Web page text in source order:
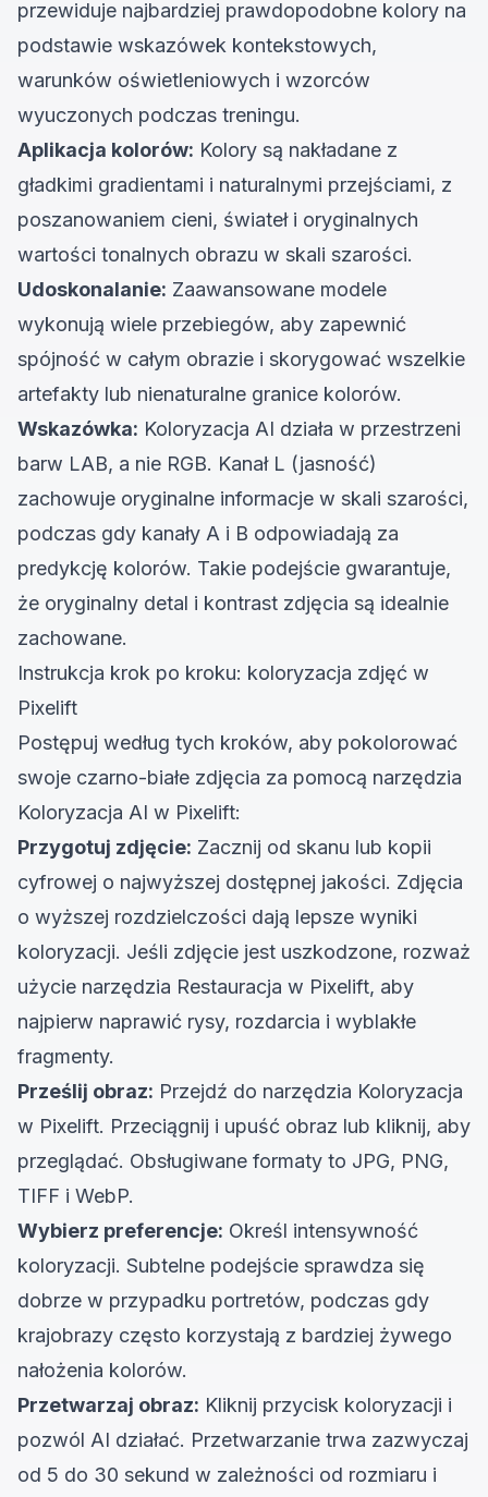
przewiduje najbardziej prawdopodobne kolory na
podstawie wskazówek kontekstowych,
warunków oświetleniowych i wzorców
wyuczonych podczas treningu.
Aplikacja kolorów: Kolory są nakładane z
gładkimi gradientami i naturalnymi przejściami, z
poszanowaniem cieni, świateł i oryginalnych
wartości tonalnych obrazu w skali szarości.
Udoskonalanie: Zaawansowane modele
wykonują wiele przebiegów, aby zapewnić
spójność w całym obrazie i skorygować wszelkie
artefakty lub nienaturalne granice kolorów.
Wskazówka: Koloryzacja AI działa w przestrzeni
barw LAB, a nie RGB. Kanał L (jasność)
zachowuje oryginalne informacje w skali szarości,
podczas gdy kanały A i B odpowiadają za
predykcję kolorów. Takie podejście gwarantuje,
że oryginalny detal i kontrast zdjęcia są idealnie
zachowane.
Instrukcja krok po kroku: koloryzacja zdjęć w
Pixelift
Postępuj według tych kroków, aby pokolorować
swoje czarno-białe zdjęcia za pomocą narzędzia
Koloryzacja AI w Pixelift:
Przygotuj zdjęcie: Zacznij od skanu lub kopii
cyfrowej o najwyższej dostępnej jakości. Zdjęcia
o wyższej rozdzielczości dają lepsze wyniki
koloryzacji. Jeśli zdjęcie jest uszkodzone, rozważ
użycie narzędzia Restauracja w Pixelift, aby
najpierw naprawić rysy, rozdarcia i wyblakłe
fragmenty.
Prześlij obraz: Przejdź do narzędzia Koloryzacja
w Pixelift. Przeciągnij i upuść obraz lub kliknij, aby
przeglądać. Obsługiwane formaty to JPG, PNG,
TIFF i WebP.
Wybierz preferencje: Określ intensywność
koloryzacji. Subtelne podejście sprawdza się
dobrze w przypadku portretów, podczas gdy
krajobrazy często korzystają z bardziej żywego
nałożenia kolorów.
Przetwarzaj obraz: Kliknij przycisk koloryzacji i
pozwól AI działać. Przetwarzanie trwa zazwyczaj
od 5 do 30 sekund w zależności od rozmiaru i